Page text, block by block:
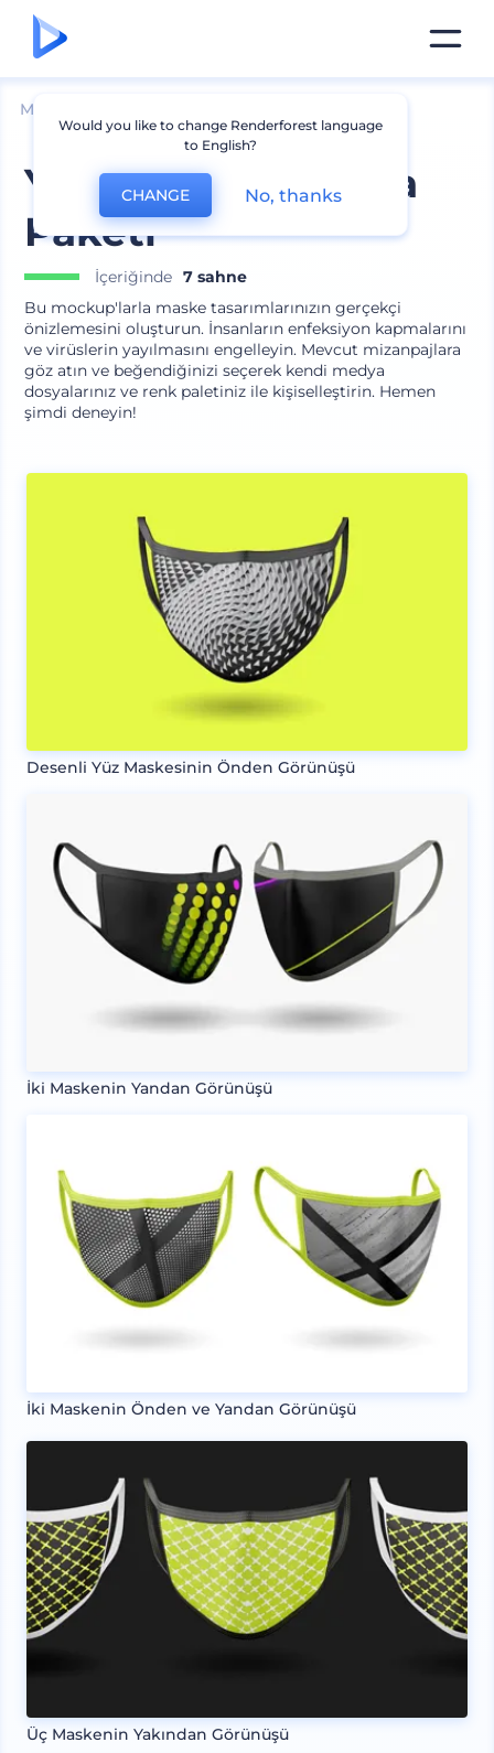
Mockuplar
Yüz Maskesi Marka
Paketi
İçeriğinde 7 sahne
Bu mockup'larla maske tasarımlarınızın gerçekçi
önizlemesini oluşturun. İnsanların enfeksiyon kapmalarını
ve virüslerin yayılmasını engelleyin. Mevcut mizanpajlara
göz atın ve beğendiğinizi seçerek kendi medya
dosyalarınız ve renk paletiniz ile kişiselleştirin. Hemen
şimdi deneyin!
Desenli Yüz Maskesinin Önden Görünüşü
İki Maskenin Yandan Görünüşü
İki Maskenin Önden ve Yandan Görünüşü
Üç Maskenin Yakından Görünüşü
Would you like to change Renderforest language
to English?
CHANGE No, thanks